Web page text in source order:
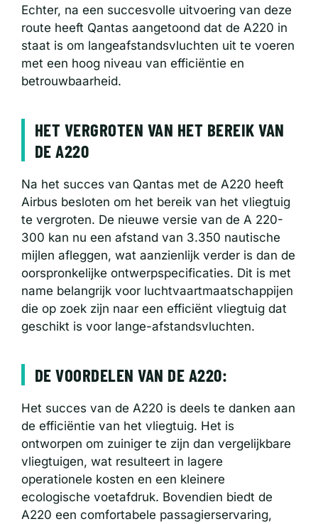
Echter, na een succesvolle uitvoering van deze
route heeft Qantas aangetoond dat de A220 in
staat is om langeafstandsvluchten uit te voeren
met een hoog niveau van efficiëntie en
betrouwbaarheid.
HET VERGROTEN VAN HET BEREIK VAN
DE A220
Na het succes van Qantas met de A220 heeft
Airbus besloten om het bereik van het vliegtuig
te vergroten. De nieuwe versie van de A 220-
300 kan nu een afstand van 3.350 nautische
mijlen afleggen, wat aanzienlijk verder is dan de
oorspronkelijke ontwerpspecificaties. Dit is met
name belangrijk voor luchtvaartmaatschappijen
die op zoek zijn naar een efficiënt vliegtuig dat
geschikt is voor lange-afstandsvluchten.
DE VOORDELEN VAN DE A220:
Het succes van de A220 is deels te danken aan
de efficiëntie van het vliegtuig. Het is
ontworpen om zuiniger te zijn dan vergelijkbare
vliegtuigen, wat resulteert in lagere
operationele kosten en een kleinere
ecologische voetafdruk. Bovendien biedt de
A220 een comfortabele passagierservaring,